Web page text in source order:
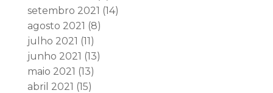
setembro 2021 (14)
agosto 2021 (8)
julho 2021 (11)
junho 2021 (13)
maio 2021 (13)
abril 2021 (15)